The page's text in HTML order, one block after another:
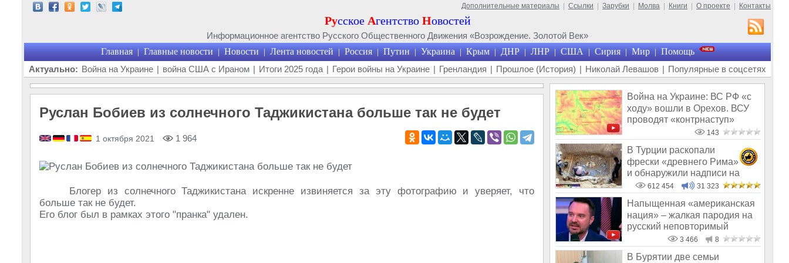
Дополнительные материалы Ссылки Зарубки Молва Книги О проекте Контакты
Русское Агентство Новостей
Информационное агентство Русского Общественного Движения «Возрождение. Золотой Век»
Главная | Главные новости | Новости | Лента новостей | Россия | Путин | Украина | Крым | ДНР | ЛНР | США | Сирия | Мир | Помощь
Актуально: Война на Украине | война США с Ираном | Итоги 2025 года | Герои войны на Украине | Гренландия | Прошлое (История) | Николай Левашов | Популярные в соцсетях
Руслан Бобиев из солнечного Таджикистана больше так не будет
1 октября 2021 1 964
Блогер из солнечного Таджикистана искренне извиняется за эту фотографию и уверяет, что
больше так не будет.
Его блог был в рамках этого "пранка" удален.
Война на Украине: ВС РФ «с
ходу» вошли в Орехов. ВСУ
проводят «контрнаступ»
143
В Турции раскопали
фрески «древнего Рима»
и обнаружили надписи на
Русском!
612 454 31 323
Напыщенная «американская
нация» – жалкая пародия на
русский неповторимый
3 466 8
В Бурятии две семьи